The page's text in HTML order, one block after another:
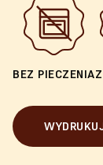
BEZ PIECZENIA